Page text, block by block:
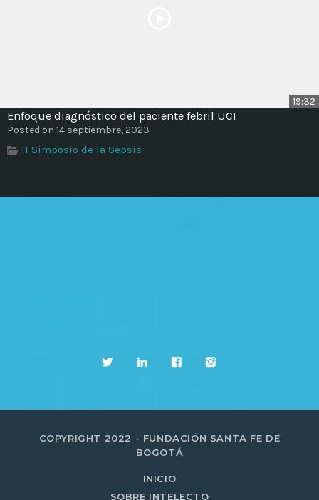
19:32
Enfoque diagnóstico del paciente febril UCI
Posted on 14 septiembre, 2023
II Simposio de la Sepsis
COPYRIGHT 2022 - FUNDACIÓN SANTA FE DE
BOGOTÁ
INICIO
SOBRE INTELECTO